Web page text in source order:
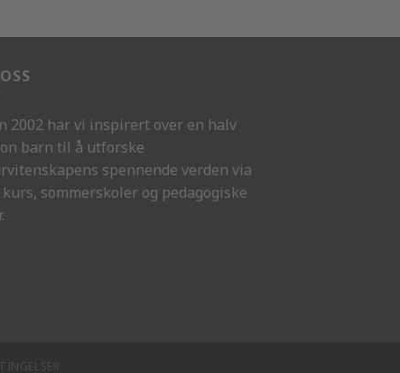
2002 har vi inspirert over en halv
barn til å utforske
spennende verden via
sommerskoler og pedagogiske